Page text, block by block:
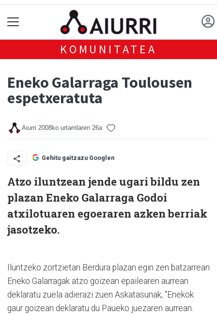
KOMUNITATEA
Eneko Galarraga Toulousen
espetxeratuta
Aiurri 2008ko urtarrilaren 26a
Gehitu gaitzazu Googlen
Atzo iluntzean jende ugari bildu zen
plazan Eneko Galarraga Godoi
atxilotuaren egoeraren azken berriak
jasotzeko.
Iluntzeko zortzietan Berdura plazan egin zen batzarrean
Eneko Galarragak atzo goizean epailearen aurrean
deklaratu zuela adierazi zuen Askatasunak, "Enekok
gaur goizean deklaratu du Paueko juezaren aurrean.